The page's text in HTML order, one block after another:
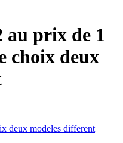
au prix de 1
choix deux
deux modeles different